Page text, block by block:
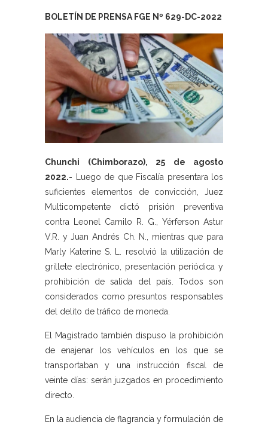
BOLETÍN DE PRENSA FGE Nº 629-DC-2022
Chunchi (Chimborazo), 25 de agosto
2022.- Luego de que Fiscalía presentara los
suficientes elementos de convicción, Juez
Multicompetente dictó prisión preventiva
contra Leonel Camilo R. G., Yérferson Astur
V.R. y Juan Andrés Ch. N., mientras que para
Marly Katerine S. L. resolvió la utilización de
grillete electrónico, presentación periódica y
prohibición de salida del país. Todos son
considerados como presuntos responsables
del delito de tráfico de moneda.
El Magistrado también dispuso la prohibición
de enajenar los vehículos en los que se
transportaban y una instrucción fiscal de
veinte días: serán juzgados en procedimiento
directo.
En la audiencia de flagrancia y formulación de